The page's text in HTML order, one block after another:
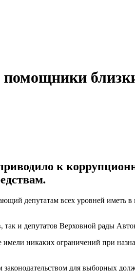
помощники
к
депутатам всех уровней
так и депутатов Верховной рады
имели никаких ограничений при
для выборных